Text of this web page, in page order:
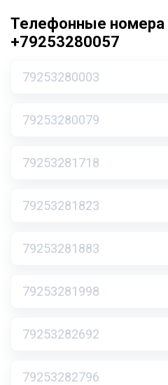
Телефонные номера
+79253280057
79253280003
79253280079
79253281718
79253281823
79253281883
79253281998
79253282692
79253282796